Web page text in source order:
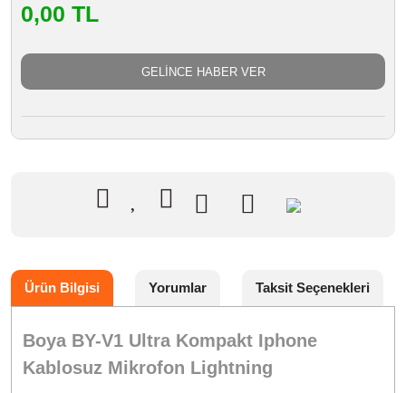
0,00 TL
GELİNCE HABER VER
Ürün Bilgisi Yorumlar Taksit Seçenekleri
Boya BY-V1 Ultra Kompakt Iphone
Kablosuz Mikrofon Lightning